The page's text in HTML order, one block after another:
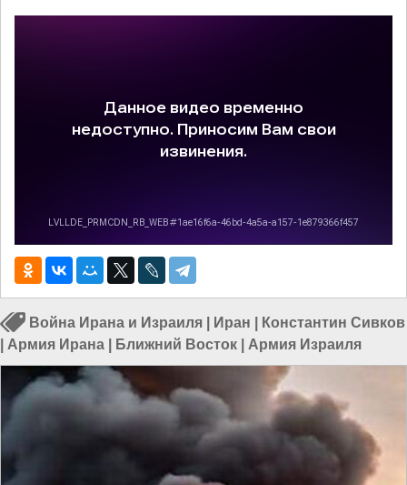
Война Ирана и Израиля Иран
Константин Сивков
Армия Ирана Ближний Восток Армия Израиля